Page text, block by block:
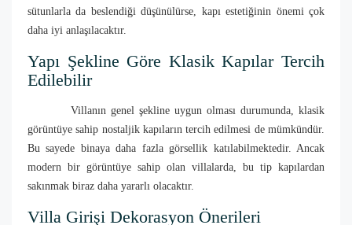
sütunlarla da beslendiği düşünülürse, kapı estetiğinin önemi çok
daha iyi anlaşılacaktır.
Yapı Şekline Göre Klasik Kapılar Tercih
Edilebilir
Villanın genel şekline uygun olması durumunda, klasik
görüntüye sahip nostaljik kapıların tercih edilmesi de mümkündür.
Bu sayede binaya daha fazla görsellik katılabilmektedir. Ancak
modern bir görüntüye sahip olan villalarda, bu tip kapılardan
sakınmak biraz daha yararlı olacaktır.
Villa Girişi Dekorasyon Önerileri